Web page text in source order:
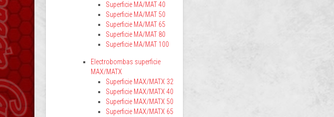
Superficie MA/MAT 40
Superficie MA/MAT 50
Superficie MA/MAT 65
Superficie MA/MAT 80
Superficie MA/MAT 100
Electrobombas superficie
MAX/MATX
Superficie MAX/MATX 32
Superficie MAX/MATX 40
Superficie MAX/MATX 50
Superficie MAX/MATX 65